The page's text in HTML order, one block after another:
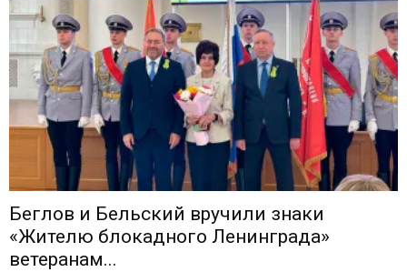
собор
Беглов и Бельский вручили знаки
«Жителю блокадного Ленинграда»
ветеранам...